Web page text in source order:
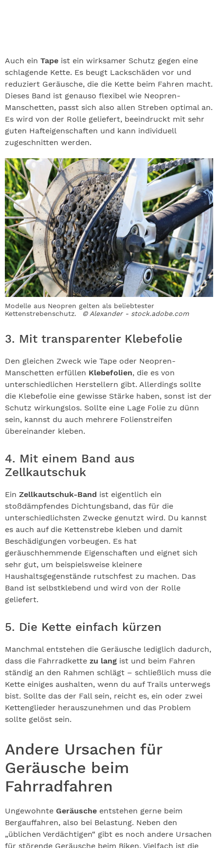
Auch ein Tape ist ein wirksamer Schutz gegen eine
schlagende Kette. Es beugt Lackschäden vor und
reduziert Geräusche, die die Kette beim Fahren macht.
Dieses Band ist genauso flexibel wie Neopren-
Manschetten, passt sich also allen Streben optimal an.
Es wird von der Rolle geliefert, beeindruckt mit sehr
guten Hafteigenschaften und kann individuell
zugeschnitten werden.
Modelle aus Neopren gelten als beliebtester
Kettenstrebenschutz.
© Alexander - stock.adobe.com
3. Mit transparenter Klebefolie
Den gleichen Zweck wie Tape oder Neopren-
Manschetten erfüllen Klebefolien, die es von
unterschiedlichen Herstellern gibt. Allerdings sollte
die Klebefolie eine gewisse Stärke haben, sonst ist der
Schutz wirkungslos. Sollte eine Lage Folie zu dünn
sein, kannst du auch mehrere Folienstreifen
übereinander kleben.
4. Mit einem Band aus
Zellkautschuk
Ein Zellkautschuk-Band ist eigentlich ein
stoßdämpfendes Dichtungsband, das für die
unterschiedlichsten Zwecke genutzt wird. Du kannst
es auch auf die Kettenstrebe kleben und damit
Beschädigungen vorbeugen. Es hat
geräuschhemmende Eigenschaften und eignet sich
sehr gut, um beispielsweise kleinere
Haushaltsgegenstände rutschfest zu machen. Das
Band ist selbstklebend und wird von der Rolle
geliefert.
5. Die Kette einfach kürzen
Manchmal entstehen die Geräusche lediglich dadurch,
dass die Fahrradkette zu lang ist und beim Fahren
ständig an den Rahmen schlägt – schließlich muss die
Kette einiges aushalten, wenn du auf Trails unterwegs
bist. Sollte das der Fall sein, reicht es, ein oder zwei
Kettenglieder herauszunehmen und das Problem
sollte gelöst sein.
Andere Ursachen für
Geräusche beim
Fahrradfahren
Ungewohnte Geräusche entstehen gerne beim
Bergauffahren, also bei Belastung. Neben den
„üblichen Verdächtigen“ gibt es noch andere Ursachen
für störende Geräusche beim Biken. Vielfach ist die